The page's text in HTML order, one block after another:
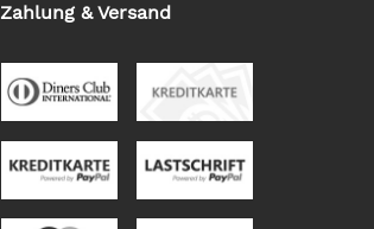
Zahlung & Versand